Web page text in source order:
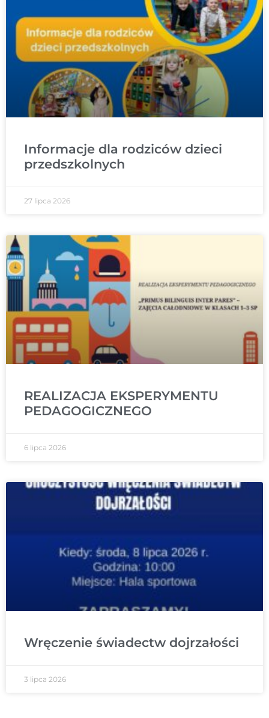
Informacje dla rodziców dzieci
przedszkolnych
27 lipca 2026
REALIZACJA EKSPERYMENTU
PEDAGOGICZNEGO
6 lipca 2026
Wręczenie świadectw dojrzałości
3 lipca 2026